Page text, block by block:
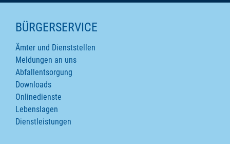
SEITENINHALTE
BÜRGERSERVICE
Ämter und Dienststellen
Meldungen an uns
Abfallentsorgung
Downloads
Onlinedienste
Lebenslagen
Dienstleistungen